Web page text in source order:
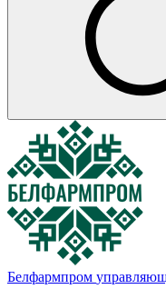
Белфармпром